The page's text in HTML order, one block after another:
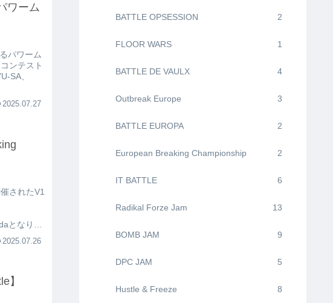
ワーム
パワーム
ンテスト
SA、
2025.07.27
されたV1
となりま
2025.07.26
】
BATTLE OPSESSION 2
FLOOR WARS 1
BATTLE DE VAULX 4
Outbreak Europe 3
BATTLE EUROPA 2
European Breaking Championship 2
IT BATTLE 6
Radikal Forze Jam 13
BOMB JAM 9
DPC JAM 5
Hustle & Freeze 8